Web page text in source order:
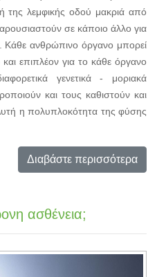
της λεμφικής οδού μακριά από
σε κάποιο άλλο για
Κάθε ανθρώπινο όργανο μπορεί
επιπλέον για το κάθε όργανο
γενετικά - μοριακά
και τους καθιστούν και
η πολυπλοκότητα της φύσης
Διαβάστε περισσότερα
ασθένεια;